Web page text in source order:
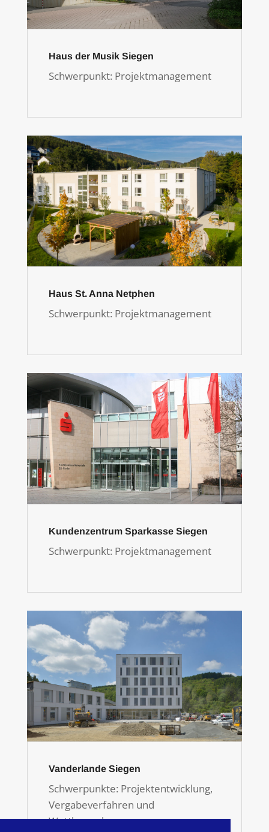
Haus der Musik Siegen
Schwerpunkt: Projektmanagement
Haus St. Anna Netphen
Schwerpunkt: Projektmanagement
Kundenzentrum Sparkasse Siegen
Schwerpunkt: Projektmanagement
Vanderlande Siegen
Schwerpunkte: Projektentwicklung,
Vergabeverfahren und
Wettbewerbe